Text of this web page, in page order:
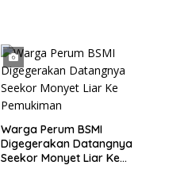
Warga Perum BSMI
Digegerakan Datangnya
Seekor Monyet Liar Ke